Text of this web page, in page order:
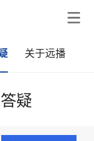
关于远播
疑